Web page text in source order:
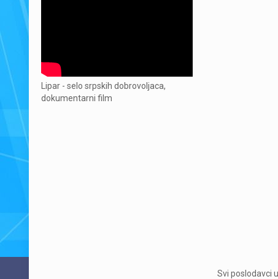
Svi poslodavci
Lipar - selo srpskih dobrovoljaca,
dokumentarni film